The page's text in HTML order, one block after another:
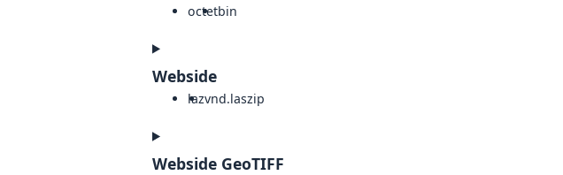
octetbin
Webside
lazvnd.laszip
Webside GeoTIFF